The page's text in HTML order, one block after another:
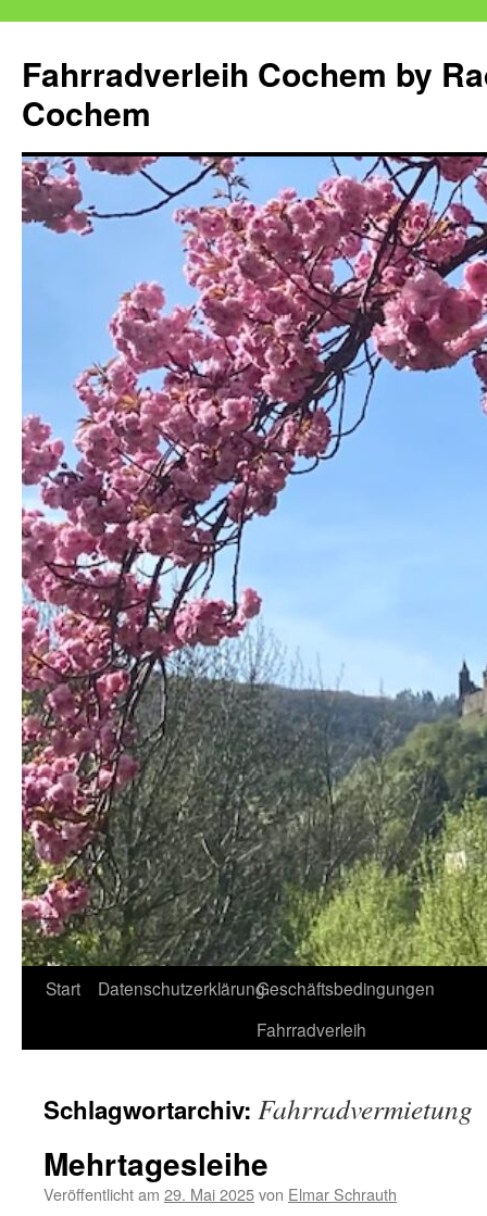
springen
Fahrradverleih Cochem by
Cochem
Start DatenschutzerklärungGeschäftsbedingungen
Fahrradverleih
Schlagwortarchiv: Fahrradvermietung
Mehrtagesleihe
Veröffentlicht am 29. Mai 2025von Elmar Schrauth